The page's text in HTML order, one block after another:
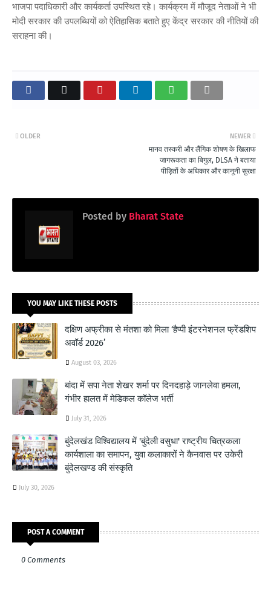
भाजपा पदाधिकारी और कार्यकर्ता उपस्थित रहे। कार्यक्रम में मौजूद नेताओं ने भी
मोदी सरकार की उपलब्धियों को ऐतिहासिक बताते हुए केंद्र सरकार की नीतियों की
सराहना की।
NEWER
मानव तस्करी और लैंगिक शोषण के खिलाफ
जागरूकता का बिगुल, DLSA ने बताया
पीड़ितों के अधिकार और कानूनी सुरक्षा
OLDER
Posted by Bharat State
YOU MAY LIKE THESE POSTS
दक्षिण अफ्रीका से मंतशा को मिला ‘हैप्पी इंटरनेशनल फ्रेंडशिप
अवॉर्ड 2026’
August 03, 2026
बांदा में सपा नेता शेखर शर्मा पर दिनदहाड़े जानलेवा हमला,
गंभीर हालत में मेडिकल कॉलेज भर्ती
July 31, 2026
बुंदेलखंड विश्विद्यालय में 'बुंदेली वसुधा' राष्ट्रीय चित्रकला
कार्यशाला का समापन, युवा कलाकारों ने कैनवास पर उकेरी
बुंदेलखण्ड की संस्कृति
July 30, 2026
POST A COMMENT
0 Comments